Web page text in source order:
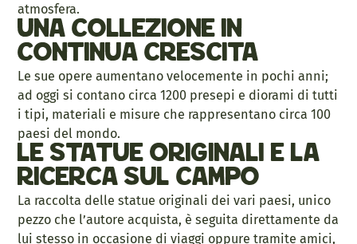
atmosfera.
Una collezione in
continua crescita
Le sue opere aumentano velocemente in pochi anni;
ad oggi si contano circa 1200 presepi e diorami di tutti
i tipi, materiali e misure che rappresentano circa 100
paesi del mondo.
Le statue originali e la
ricerca sul campo
La raccolta delle statue originali dei vari paesi, unico
pezzo che l’autore acquista, è seguita direttamente da
lui stesso in occasione di viaggi oppure tramite amici,